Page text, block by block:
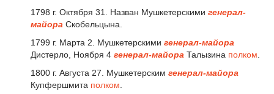
1798 г. Октября 31. Назван Мушкетерскими генерал-
майора Скобельцына.
1799 г. Марта 2. Мушкетерскими генерал-майора
Дистерло, Ноября 4 генерал-майора Талызина полком
1800 г. Августа 27. Мушкетерским генерал-майора
Купфершмита полком